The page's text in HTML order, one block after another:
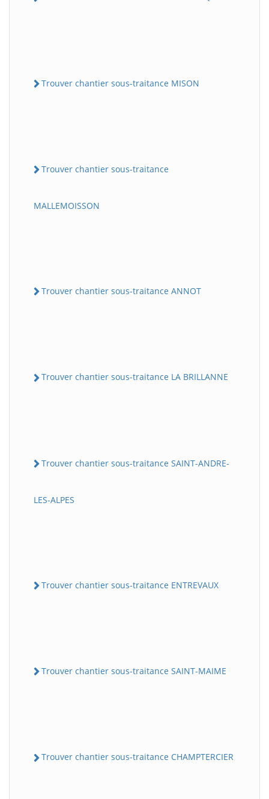
Trouver chantier sous-traitance MISON
Trouver chantier sous-traitance
MALLEMOISSON
Trouver chantier sous-traitance ANNOT
Trouver chantier sous-traitance LA BRILLANNE
Trouver chantier sous-traitance SAINT-ANDRE-
LES-ALPES
Trouver chantier sous-traitance ENTREVAUX
Trouver chantier sous-traitance SAINT-MAIME
Trouver chantier sous-traitance CHAMPTERCIER